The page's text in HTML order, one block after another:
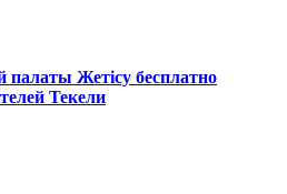
палаты Жетісу бесплатно
Текели